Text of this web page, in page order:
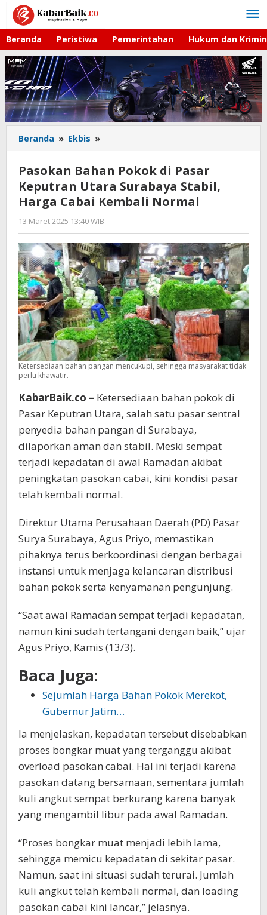
Lewati
konten
Beranda Peristiwa Pemerintahan Hukum dan
Beranda » Ekbis »
Bahan
di
Pasar
Keputran
Surabaya
Harga
Cabai
Kembali
Normal
Pasokan Bahan Pokok di Pasar
Keputran Utara Surabaya Stabil,
Harga Cabai Kembali Normal
13 Maret 2025 13:40 WIB
Gagah
Saputra
Ketersediaan bahan pangan mencukupi, sehingga masyarakat tidak
perlu khawatir.
KabarBaik.co – Ketersediaan bahan pokok di
Pasar Keputran Utara, salah satu pasar sentral
penyedia bahan pangan di Surabaya,
dilaporkan aman dan stabil. Meski sempat
terjadi kepadatan di awal Ramadan akibat
peningkatan pasokan cabai, kini kondisi pasar
telah kembali normal.
Direktur Utama Perusahaan Daerah (PD) Pasar
Surya Surabaya, Agus Priyo, memastikan
pihaknya terus berkoordinasi dengan berbagai
instansi untuk menjaga kelancaran distribusi
bahan pokok serta kenyamanan pengunjung.
“Saat awal Ramadan sempat terjadi kepadatan,
namun kini sudah tertangani dengan baik,” ujar
Agus Priyo, Kamis (13/3).
Baca Juga:
Sejumlah Harga Bahan Pokok Merekot,
Gubernur Jatim…
Ia menjelaskan, kepadatan tersebut disebabkan
proses bongkar muat yang terganggu akibat
overload pasokan cabai. Hal ini terjadi karena
pasokan datang bersamaan, sementara jumlah
kuli angkut sempat berkurang karena banyak
yang mengambil libur pada awal Ramadan.
“Proses bongkar muat menjadi lebih lama,
sehingga memicu kepadatan di sekitar pasar.
Namun, saat ini situasi sudah terurai. Jumlah
kuli angkut telah kembali normal, dan loading
pasokan cabai kini lancar,” jelasnya.